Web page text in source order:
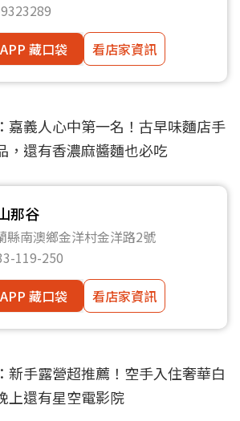
藏口袋
看店家資訊
嘉義人心中第一名！古早味麵店手
，還有香濃麻醬麵也必吃
那谷
縣南澳鄉金洋村金洋路2號
119-250
藏口袋
看店家資訊
新手露營超推薦！空手入住奢華白
上還有星空電影院